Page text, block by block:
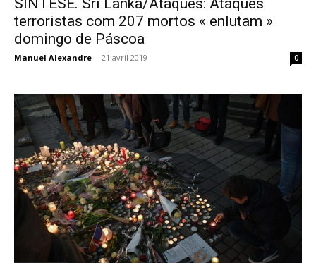
terroristas com 207 mortos « enlutam »
domingo de Páscoa
Manuel Alexandre - 21 avril 2019 0